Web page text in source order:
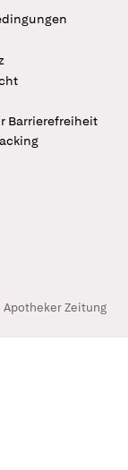
Barrierefreiheit
Zeitung